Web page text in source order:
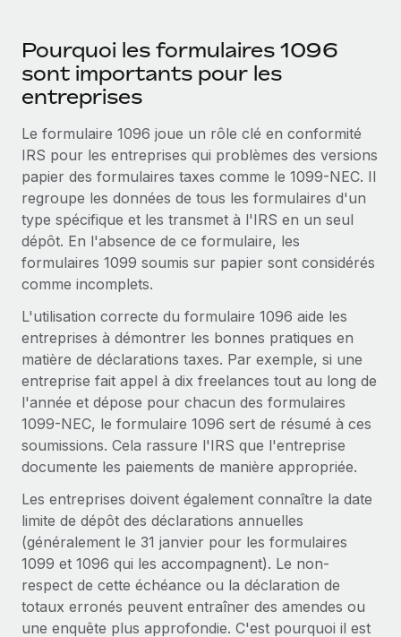
Remote Watchtower
Gardez un temps d’avance sur les risques en
matière de conformité
Gestion des appareils
Achetez et suivez vos équipements informatiques
dans le monde entier
Création d’entité
Établissez des entités rapidement et en toute
conformité
Mobilité et déménagement international
Organisez facilement le déménagement de vos
employés
Avantages sociaux
Gérez facilement les avantages sociaux
ÉTUDES DE CAS
BLOG
Paie multipays
EOR et PEO
Gestion des freelances
Taxes
Explorer le blog
BLOG
Mises à jour des produits de Remote :
Intégrations Gusto et Xero et Gestion des
freelances Plus
Remote a toujours pour mission d'aider les entreprises de
toute taille à embaucher, gérer et payer...
Comment Phiture gère ses 55 employés
répartis dans 19 pays grâce à Remote
Phiture, un leader notable du conseil en matière de
croissance mobile internationale, encourage les...
Pourquoi les formulaires 1096
sont importants pour les
entreprises
Le formulaire 1096 joue un rôle clé en conformité
IRS pour les entreprises qui problèmes des versions
papier des formulaires taxes comme le 1099-NEC. Il
regroupe les données de tous les formulaires d'un
type spécifique et les transmet à l'IRS en un seul
dépôt. En l'absence de ce formulaire, les
formulaires 1099 soumis sur papier sont considérés
comme incomplets.
L'utilisation correcte du formulaire 1096 aide les
entreprises à démontrer les bonnes pratiques en
matière de déclarations taxes. Par exemple, si une
entreprise fait appel à dix freelances tout au long de
l'année et dépose pour chacun des formulaires
1099-NEC, le formulaire 1096 sert de résumé à ces
soumissions. Cela rassure l'IRS que l'entreprise
documente les paiements de manière appropriée.
Les entreprises doivent également connaître la date
limite de dépôt des déclarations annuelles
(généralement le 31 janvier pour les formulaires
1099 et 1096 qui les accompagnent). Le non-
respect de cette échéance ou la déclaration de
totaux erronés peuvent entraîner des amendes ou
une enquête plus approfondie. C'est pourquoi il est